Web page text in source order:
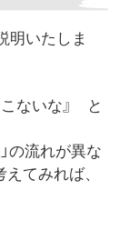
明いたしま
ないな』 と
の流れが異な
てみれば、